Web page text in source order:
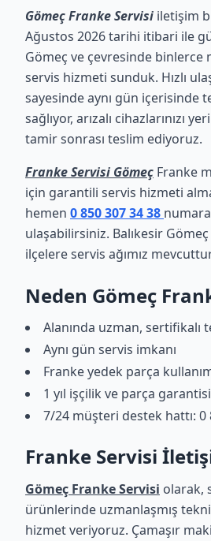
Gömeç Franke Servisi iletişim
Ağustos 2026 tarihi itibari ile
Gömeç ve çevresinde binlerce
servis hizmeti sunduk. Hızlı
sayesinde aynı gün içerisinde
sağlıyor, arızalı cihazlarınızı
tamir sonrası teslim ediyoruz.
Franke Servisi Gömeç Franke
için garantili servis hizmeti
hemen 0 850 307 34 38
ulaşabilirsiniz. Balıkesir
ilçelere servis ağımız
Neden Gömeç
Alanında uzman, sertifikalı
Aynı gün servis imkanı
Franke yedek parça
1 yıl işçilik ve parça garantisi
7/24 müşteri destek hattı: 0
Franke Servisi
Gömeç Franke Servisi olarak,
ürünlerinde uzmanlaşmış
hizmet veriyoruz. Çamaşır